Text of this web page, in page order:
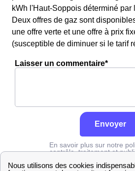
kWh l'Haut-Soppois déterminé par
Deux offres de gaz sont
une offre verte et une offre à prix
(susceptible de diminuer si le tarif
Laisser un commentaire*
Envoyer
En savoir plus sur notre
contrôle, traitement et